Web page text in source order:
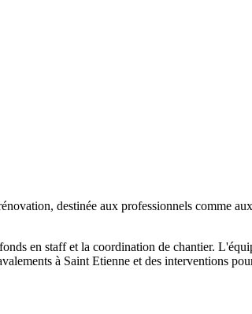
destinée aux professionnels comme
en staff et la coordination de chantier.
à Saint Etienne et des interventions